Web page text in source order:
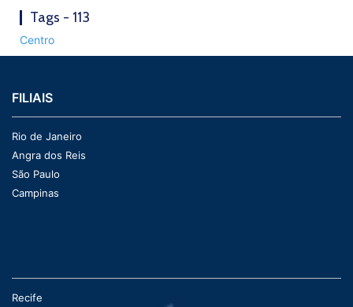
Tags - 113
Centro
FILIAIS
Rio de Janeiro
Angra dos Reis
São Paulo
Campinas
Recife